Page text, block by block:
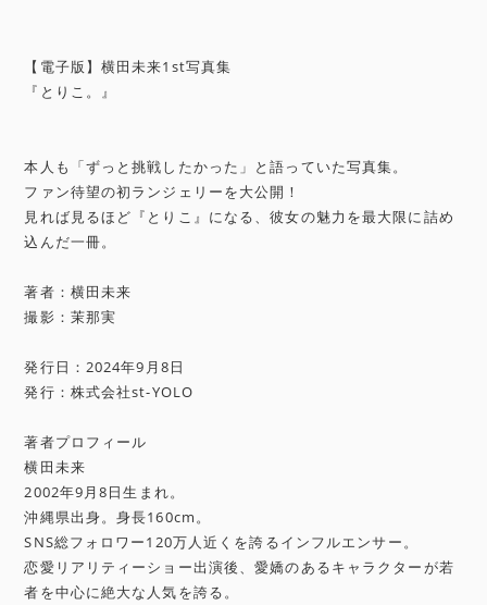
【電子版】横田未来1st写真集
『とりこ。』
本人も「ずっと挑戦したかった」と語っていた写真集。
ファン待望の初ランジェリーを大公開！
見れば見るほど『とりこ』になる、彼女の魅力を最大限に詰め
込んだ一冊。
著者：横田未来
撮影：茉那実
発行日：2024年9月8日
発行：株式会社st-YOLO
著者プロフィール
横田未来
2002年9月8日生まれ。
沖縄県出身。身長160cm。
SNS総フォロワー120万人近くを誇るインフルエンサー。
恋愛リアリティーショー出演後、愛嬌のあるキャラクターが若
者を中心に絶大な人気を誇る。